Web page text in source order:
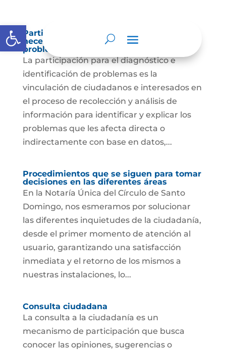
Abrir barra de herramientas
Participación para el diagnóstico de
necesidades e identificación de
problemas.
La participación para el diagnóstico e
identificación de problemas es la
vinculación de ciudadanos e interesados en
el proceso de recolección y análisis de
información para identificar y explicar los
problemas que les afecta directa o
indirectamente con base en datos,...
Procedimientos que se siguen para tomar
decisiones en las diferentes áreas
En la Notaría Única del Círculo de Santo
Domingo, nos esmeramos por solucionar
las diferentes inquietudes de la ciudadanía,
desde el primer momento de atención al
usuario, garantizando una satisfacción
inmediata y el retorno de los mismos a
nuestras instalaciones, lo...
Consulta ciudadana
La consulta a la ciudadanía es un
mecanismo de participación que busca
conocer las opiniones, sugerencias o